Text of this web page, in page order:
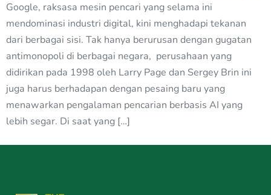
Google, raksasa mesin pencari yang selama ini
mendominasi industri digital, kini menghadapi tekanan
dari berbagai sisi. Tak hanya berurusan dengan gugatan
antimonopoli di berbagai negara, perusahaan yang
didirikan pada 1998 oleh Larry Page dan Sergey Brin ini
juga harus berhadapan dengan pesaing baru yang
menawarkan pengalaman pencarian berbasis AI yang
lebih segar. Di saat yang […]